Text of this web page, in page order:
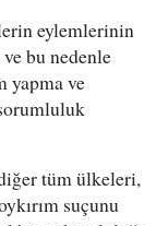
eylemlerinin
bu nedenle
yapma ve
tüm ülkeleri,
suçunu